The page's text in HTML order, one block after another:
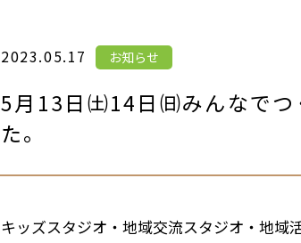
2023.05.17 お知らせ
5月13日㈯14日㈰みんなで
た。
キッズスタジオ・地域交流スタジオ・地域